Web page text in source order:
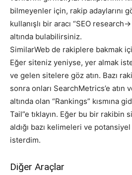
bilmeyenler için, rakip adaylarını
kullanışlı bir aracı “SEO research-
altında bulabilirsiniz.
SimilarWeb de rakiplere bakmak
Eğer siteniz yeniyse, yer almak
ve gelen sitelere göz atın. Bazı
sonra onları SearchMetrics’e atın
altında olan “Rankings” kısmına
Tail”e tıklayın. Eğer bu bir rakibin
aldığı bazı kelimeleri ve
isterdim.
Diğer Araçlar